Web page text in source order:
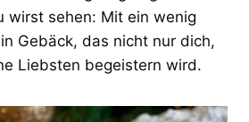
wirst sehen: Mit ein wenig
Gebäck, das nicht nur dich,
Liebsten begeistern wird.